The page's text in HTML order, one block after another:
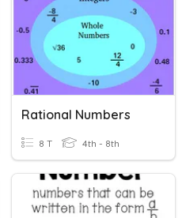
Rational Numbers
8 T 4th - 8th